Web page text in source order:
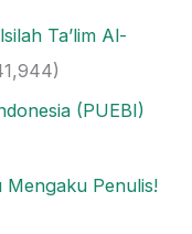
Ta’lim Al-
(PUEBI)
Mengaku Penulis!